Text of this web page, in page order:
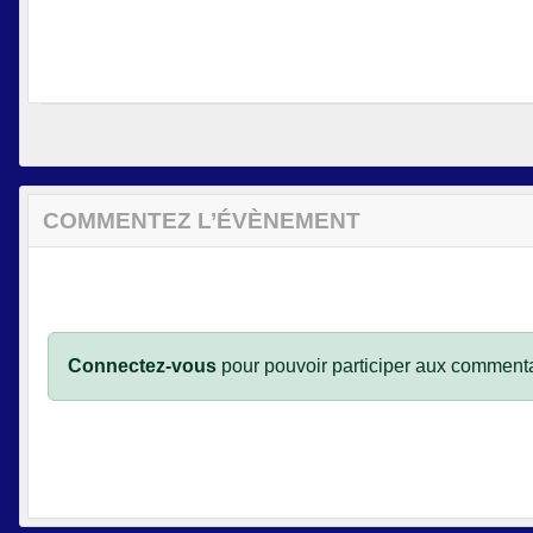
COMMENTEZ L’ÉVÈNEMENT
Connectez-vous pour pouvoir participer aux